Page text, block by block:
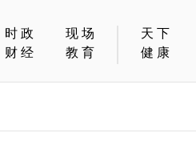
时政
现场
财经
教育
天下
健康